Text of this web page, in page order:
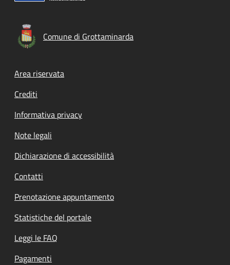
Comune di Grottaminarda
Footer menu
Area riservata
Crediti
Informativa privacy
Note legali
Dichiarazione di accessibilità
Contatti
Prenotazione appuntamento
Statistiche del portale
Leggi le FAQ
Pagamenti